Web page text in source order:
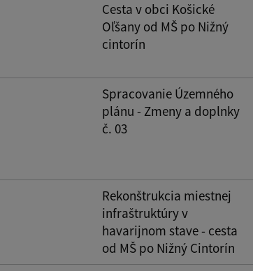
Cesta v obci Košické
Oľšany od MŠ po Nižný
cintorín
Spracovanie Územného
plánu - Zmeny a doplnky
č. 03
Rekonštrukcia miestnej
infraštruktúry v
havarijnom stave - cesta
od MŠ po Nižný Cintorín